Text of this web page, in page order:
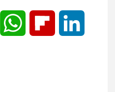
MessengerWhatsApp Flipboard